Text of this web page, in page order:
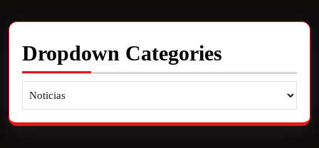
Dropdown Categories